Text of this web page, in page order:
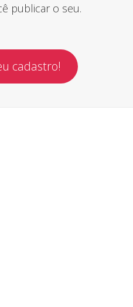
publicar o seu.
cadastro!